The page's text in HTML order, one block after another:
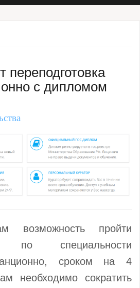
переподготовка
с дипломом
возможность пройти
по специальности
сроком на 4
необходимо сократить